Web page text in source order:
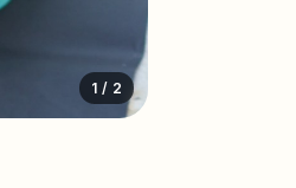
1 / 2